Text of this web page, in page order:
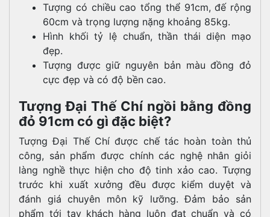
Tượng có chiều cao tổng thể 91cm, đế rộng
60cm và trọng lượng nặng khoảng 85kg.
Hình khối tỷ lệ chuẩn, thần thái diện mạo
đẹp.
Tượng được giữ nguyên bản màu đồng đỏ
cực đẹp và có độ bền cao.
Tượng Đại Thế Chí ngồi bằng đồng
đỏ 91cm có gì đặc biệt?
Tượng Đại Thế Chí được chế tác hoàn toàn thủ
công, sản phẩm được chính các nghệ nhân giỏi
làng nghề thực hiện cho độ tinh xảo cao. Tượng
trước khi xuất xưởng đều được kiểm duyệt và
đánh giá chuyên môn kỹ lưỡng. Đảm bảo sản
phẩm tới tay khách hàng luôn đạt chuẩn và có